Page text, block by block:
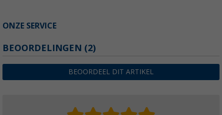
ONZE SERVICE
BEOORDELINGEN (2)
BEOORDEEL DIT ARTIKEL